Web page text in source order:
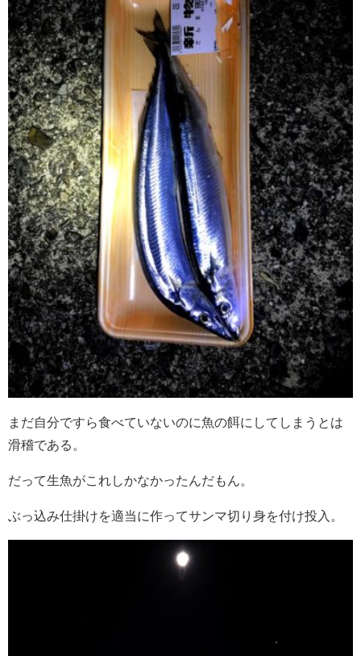
まだ自分ですら食べていないのに魚の餌にしてしまうとは
滑稽である。
だって生魚がこれしかなかったんだもん。
ぶっ込み仕掛けを適当に作ってサンマ切り身を付け投入。